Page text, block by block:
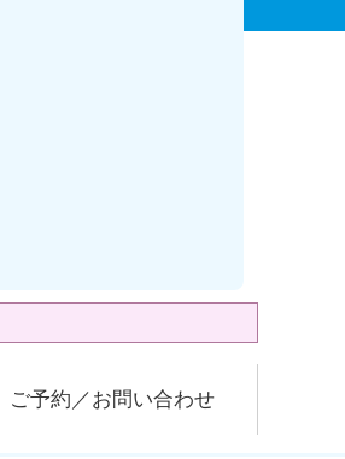
ご予約／お問い合わせ